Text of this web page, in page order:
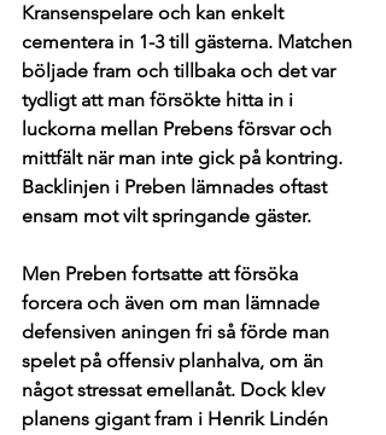
Kransenspelare och kan enkelt
cementera in 1-3 till gästerna. Matchen
böljade fram och tillbaka och det var
tydligt att man försökte hitta in i
luckorna mellan Prebens försvar och
mittfält när man inte gick på kontring.
Backlinjen i Preben lämnades oftast
ensam mot vilt springande gäster.
Men Preben fortsatte att försöka
forcera och även om man lämnade
defensiven aningen fri så förde man
spelet på offensiv planhalva, om än
något stressat emellanåt. Dock klev
planens gigant fram i Henrik Lindén